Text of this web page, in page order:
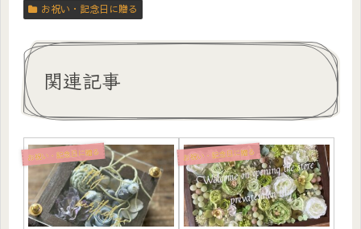
お祝い・記念日に贈る
関連記事
お祝い・記念日に贈る お祝い・記念日に贈る